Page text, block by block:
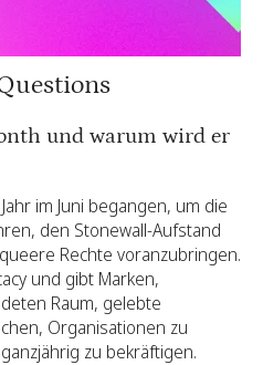
und warum wird er
im Juni begangen, um die
den Stonewall-Aufstand
Rechte voranzubringen.
und gibt Marken,
Raum, gelebte
Organisationen zu
zu bekräftigen.